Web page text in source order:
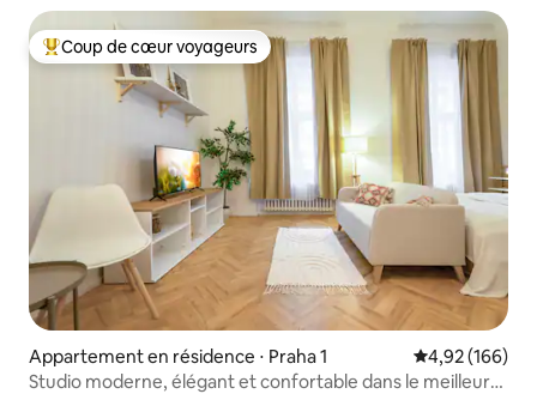
Coups de cœur voyageurs les plus appréciés
Coup de cœur voyageurs
Appartement en résidence ⋅ Praha 1 Évaluation
4,92 (166)
Studio moderne, élégant et confortable dans le meilleur